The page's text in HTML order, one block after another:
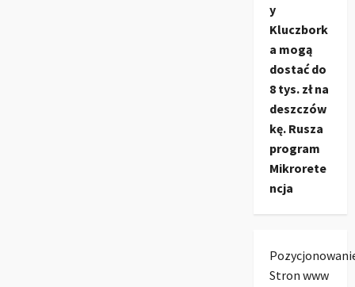
y
Kluczbork
a mogą
dostać do
8 tys. zł na
deszczów
kę. Rusza
program
Mikrorete
ncja
Stron www